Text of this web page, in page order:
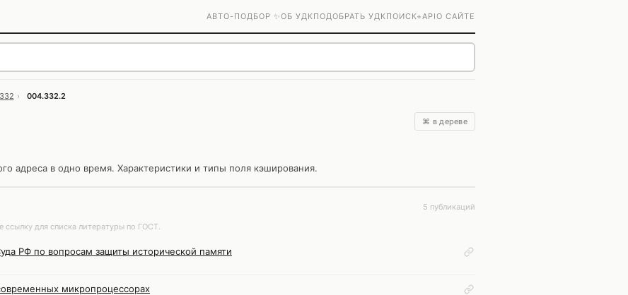
АВТО-ПОДБОР ✨ОБ УДКПОДОБРАТЬ УДКПОИСК+APIО САЙТЕ
› 004.332.2
⌘ в дереве
адреса в одно время. Характеристики и типы поля кэширования.
5 публикаций
для списка литературы по ГОСТ.
РФ по вопросам защиты исторической памяти
микропроцессорах